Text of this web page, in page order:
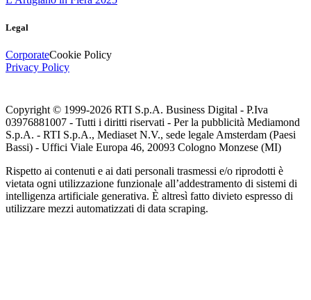
Legal
CorporateCookie Policy
Privacy Policy
Copyright © 1999-2026 RTI S.p.A. Business Digital - P.Iva
03976881007 - Tutti i diritti riservati - Per la pubblicità Mediamond
S.p.A. - RTI S.p.A., Mediaset N.V., sede legale Amsterdam (Paesi
Bassi) - Uffici Viale Europa 46, 20093 Cologno Monzese (MI)
Rispetto ai contenuti e ai dati personali trasmessi e/o riprodotti è
vietata ogni utilizzazione funzionale all’addestramento di sistemi di
intelligenza artificiale generativa. È altresì fatto divieto espresso di
utilizzare mezzi automatizzati di data scraping.